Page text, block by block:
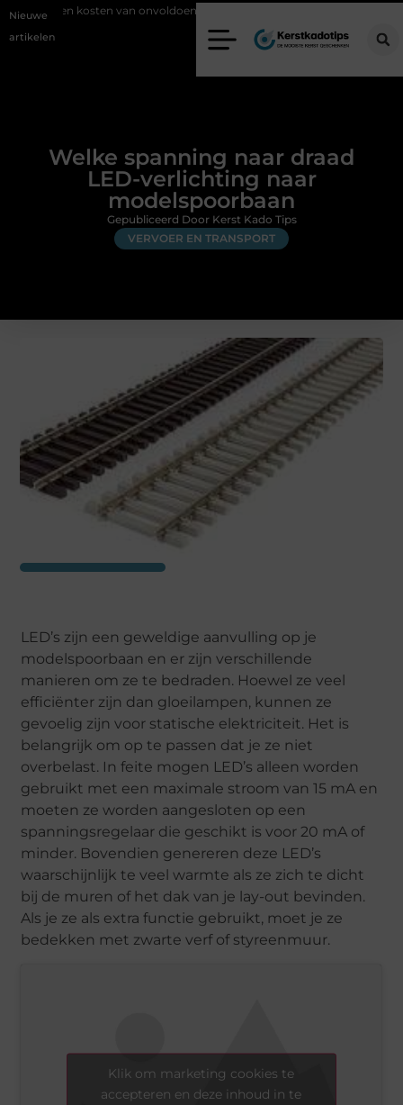
Nieuwe
artikelen
van onvoldoende lasafzuiging in productiebedrijven
Welke spanning naar draad
LED-verlichting naar
modelspoorbaan
VERVOER EN TRANSPORT
Gepubliceerd Door Kerst Kado Tips
LED’s zijn een geweldige aanvulling op je
modelspoorbaan en er zijn verschillende
manieren om ze te bedraden. Hoewel ze veel
efficiënter zijn dan gloeilampen, kunnen ze
gevoelig zijn voor statische elektriciteit. Het is
belangrijk om op te passen dat je ze niet
overbelast. In feite mogen LED’s alleen worden
gebruikt met een maximale stroom van 15 mA en
moeten ze worden aangesloten op een
spanningsregelaar die geschikt is voor 20 mA of
minder. Bovendien genereren deze LED’s
waarschijnlijk te veel warmte als ze zich te dicht
bij de muren of het dak van je lay-out bevinden.
Als je ze als extra functie gebruikt, moet je ze
bedekken met zwarte verf of styreenmuur.
Klik om marketing cookies te
accepteren en deze inhoud in te